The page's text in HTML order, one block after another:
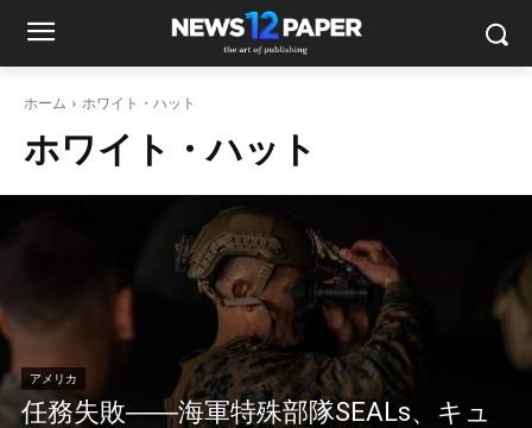
ホーム ホワイト・ハット
ホワイト・ハット
アメリカ
任務失敗――海軍特殊部隊SEALs、キュ